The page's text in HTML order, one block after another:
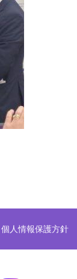
個人情報保護方針